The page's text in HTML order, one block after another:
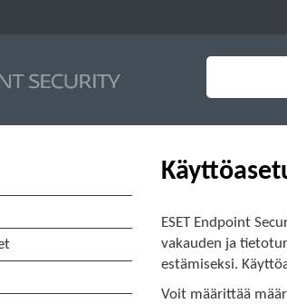
ESET Endpoint
vakauden ja
estämiseksi.
Voit määrittää